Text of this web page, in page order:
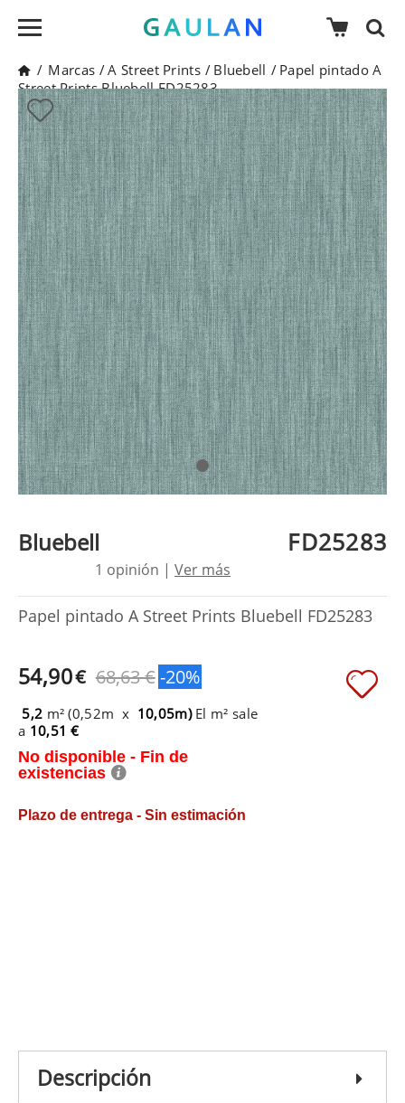
/ Marcas /A Street Prints / Bluebell / Papel pintado A
Street Prints Bluebell FD25283
Bluebell FD25283
1 opinión | Ver más
Papel pintado A Street Prints Bluebell FD25283
54,90€ 68,63 €-20%
5,2 m² (0,52m x 10,05m) El m² sale
a 10,51 €
No disponible - Fin de
existencias
Plazo de entrega - Sin estimación
Descripción